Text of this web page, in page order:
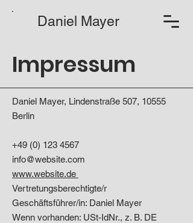
Daniel Mayer
Impressum
Daniel Mayer, Lindenstraße 507, 10555
Berlin
+49 (0) 123 4567
info@website.com
www.website.de
Vertretungsberechtigte/r
Geschäftsführer/in: Daniel Mayer
Wenn vorhanden: USt-IdNr., z. B. DE